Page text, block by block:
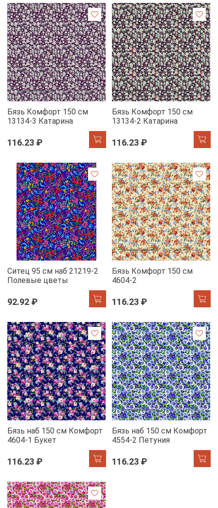
Бязь Комфорт 150 см
13134-3 Катарина
116.23 ₽
Бязь Комфорт 150 см
13134-2 Катарина
116.23 ₽
Ситец 95 см наб 21219-2
Полевые цветы
92.92 ₽
Бязь Комфорт 150 см
4604-2
116.23 ₽
Бязь наб 150 см Комфорт
4604-1 Букет
116.23 ₽
Бязь наб 150 см Комфорт
4554-2 Петуния
116.23 ₽